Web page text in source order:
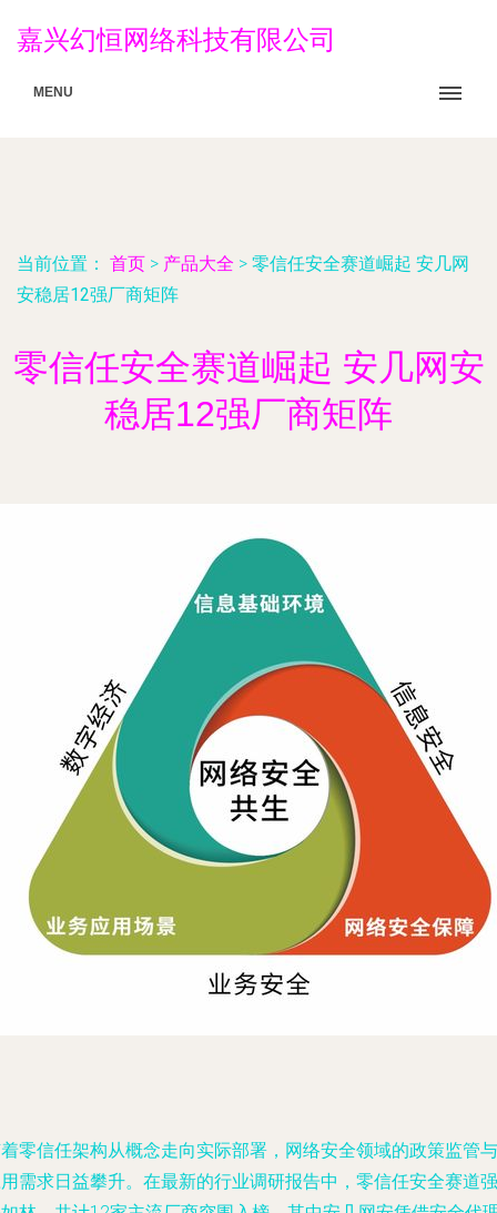
嘉兴幻恒网络科技有限公司
MENU
当前位置： 首页 > 产品大全 > 零信任安全赛道崛起 安几网
安稳居12强厂商矩阵
零信任安全赛道崛起 安几网安
稳居12强厂商矩阵
零信任架构从概念走向实际部署，网络安全领域的政策监管与
需求日益攀升。在最新的行业调研报告中，零信任安全赛道强